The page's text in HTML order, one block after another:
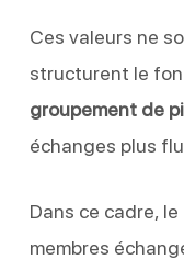
Ces valeurs ne
structurent le
groupement de
échanges plus
Dans ce cadre,
membres